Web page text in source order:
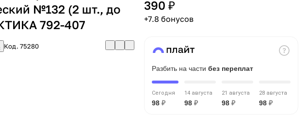
№132 (2 шт., до
792-407
Код.75280
390 ₽
+7.8 бонусов
Разбить на части без переплат
Сегодня
98 ₽
14 августа
98 ₽
21 августа
98 ₽
28 августа
98 ₽